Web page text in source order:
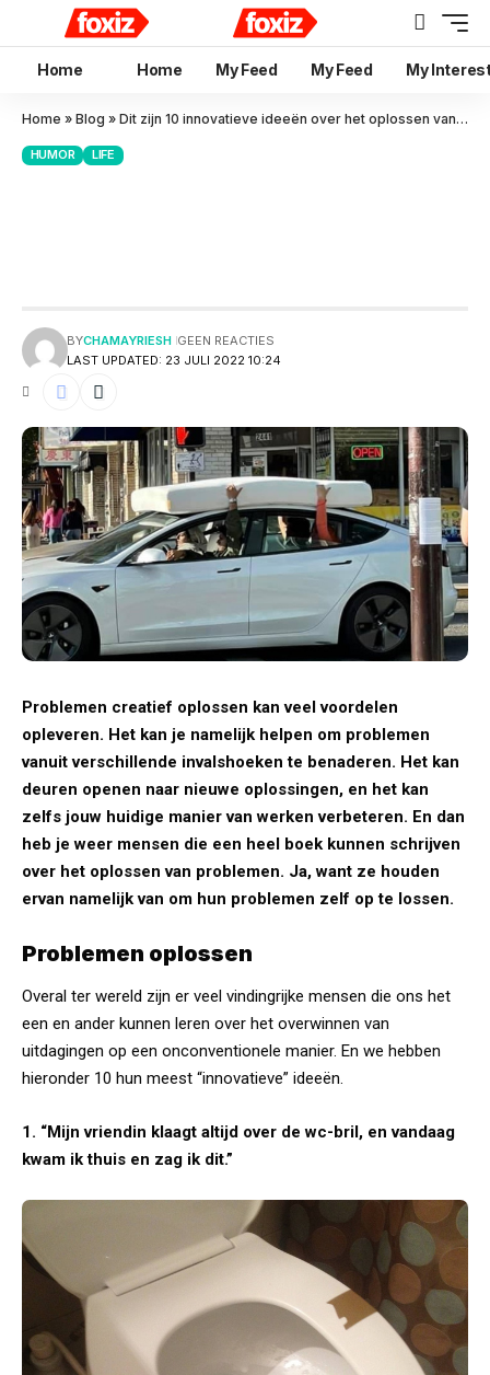
Home Home My Feed My Feed My
Home » Blog » Dit zijn 10 innovatieve ideeën over het oplossen van problemen
HUMOR LIFE
LAST UPDATED: 23 JULI 2022 10:24
BYCHAMAYRIESH GEEN REACTIES
Problemen creatief oplossen kan veel voordelen
opleveren. Het kan je namelijk helpen om problemen
vanuit verschillende invalshoeken te benaderen. Het kan
deuren openen naar nieuwe oplossingen, en het kan
zelfs jouw huidige manier van werken verbeteren. En dan
heb je weer mensen die een heel boek kunnen schrijven
over het oplossen van problemen. Ja, want ze houden
ervan namelijk van om hun problemen zelf op te lossen.
Problemen oplossen
Overal ter wereld zijn er veel vindingrijke mensen die ons het
een en ander kunnen leren over het overwinnen van
uitdagingen op een onconventionele manier. En we hebben
hieronder 10 hun meest “innovatieve” ideeën.
1. “Mijn vriendin klaagt altijd over de wc-bril, en vandaag
kwam ik thuis en zag ik dit.”